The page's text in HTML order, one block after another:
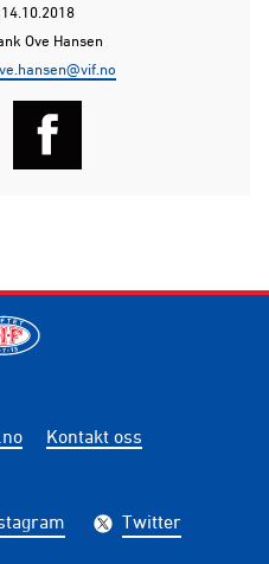
Ove Hansen
Kontakt oss
Twitter